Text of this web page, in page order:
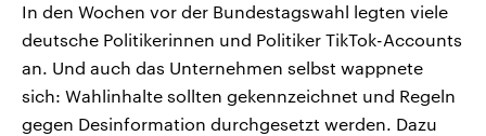
In den Wochen vor der Bundestagswahl legten viele
deutsche Politikerinnen und Politiker TikTok-Accounts
an. Und auch das Unternehmen selbst wappnete
sich: Wahlinhalte sollten gekennzeichnet und Regeln
gegen Desinformation durchgesetzt werden. Dazu